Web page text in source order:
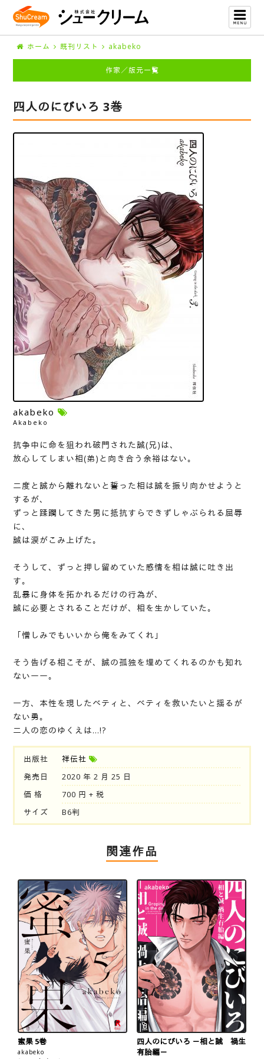
ホーム 既刊リスト akabeko
作家／版元一覧
四人のにびいろ 3巻
akabeko
Akabeko
抗争中に命を狙われ破門された誠(兄)は、
放心してしまい相(弟)と向き合う余裕はない。
二度と誠から離れないと誓った相は誠を振り向かせようと
するが、
ずっと蹂躙してきた男に抵抗すらできずしゃぶられる屈辱
に、
誠は涙がこみ上げた。
そうして、ずっと押し留めていた感情を相は誠に吐き出
す。
乱暴に身体を拓かれるだけの行為が、
誠に必要とされることだけが、相を生かしていた。
「憎しみでもいいから俺をみてくれ」
そう告げる相こそが、誠の孤独を埋めてくれるのかも知れ
ないーー。
一方、本性を現したベティと、ベティを救いたいと揺るが
ない勇。
二人の恋のゆくえは…!?
出版社
祥伝社
発売日
2020 年 2 月 25 日
価 格
700 円 + 税
サイズ
B6判
関連作品
蜜果 5巻
akabeko
四人のにびいろ －相と誠 禍生
有胎編－